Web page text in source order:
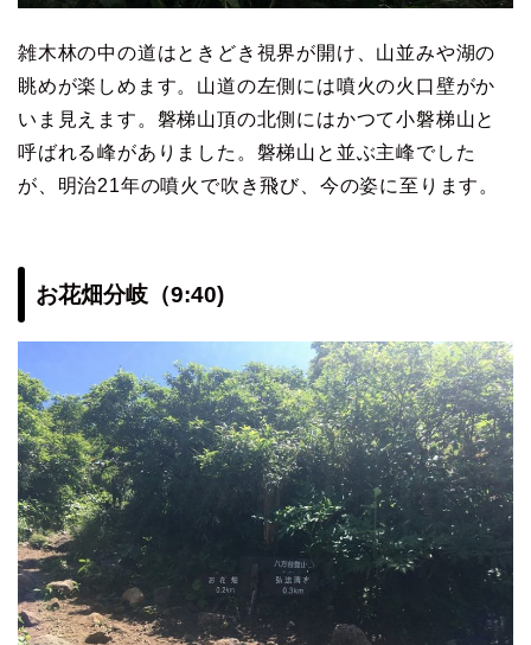
雑木林の中の道はときどき視界が開け、山並みや湖の
眺めが楽しめます。山道の左側には噴火の火口壁がか
いま見えます。磐梯山頂の北側にはかつて小磐梯山と
呼ばれる峰がありました。磐梯山と並ぶ主峰でした
が、明治21年の噴火で吹き飛び、今の姿に至ります。
お花畑分岐（9:40)